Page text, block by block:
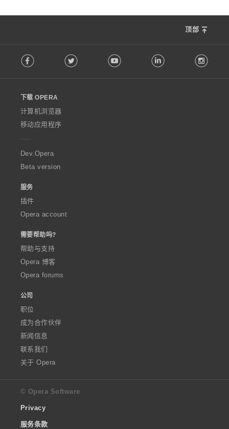
顶部
o
w
O
p
e
a
Facebook Twitter Youtube LinkedIn
下载 OPERA
计算机浏览器
移动应用程序
Dev.Opera
Beta version
服务
插件
Opera account
需要帮助吗?
帮助与支持
Opera 博客
Opera forums
公司
职位
成为合作伙伴
新闻信息
联系我们
关于 Opera
© Opera Software
Privacy
服务条款